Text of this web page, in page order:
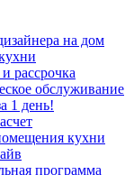
на дом
рассрочка
обслуживание
1 день!
кухни
программа